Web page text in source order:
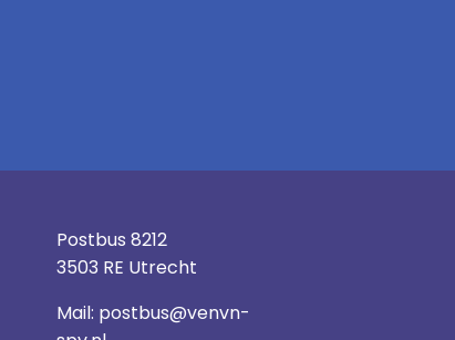
Postbus 8212
3503 RE Utrecht
Mail: postbus@venvn-